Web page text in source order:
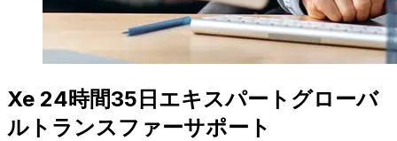
Xe 24時間35日エキスパートグローバ
ルトランスファーサポート